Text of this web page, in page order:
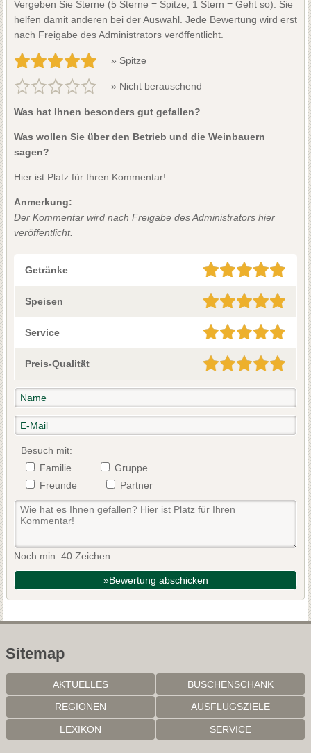
Vergeben Sie Sterne (5 Sterne = Spitze, 1 Stern = Geht so). Sie
helfen damit anderen bei der Auswahl. Jede Bewertung wird erst
nach Freigabe des Administrators veröffentlicht.
» Spitze
» Nicht berauschend
Was hat Ihnen besonders gut gefallen?
Was wollen Sie über den Betrieb und die Weinbauern
sagen?
Hier ist Platz für Ihren Kommentar!
Anmerkung:
Der Kommentar wird nach Freigabe des Administrators hier
veröffentlicht.
Getränke
Speisen
Service
Preis-Qualität
Besuch mit:
Familie
Gruppe
Freunde
Partner
Noch min. 40 Zeichen
»Bewertung abschicken
Sitemap
AKTUELLES BUSCHENSCHANK
REGIONEN AUSFLUGSZIELE
LEXIKON SERVICE